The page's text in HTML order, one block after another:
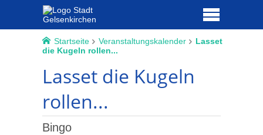
Startseite Veranstaltungskalender
Lasset
die Kugeln rollen...
Lasset die Kugeln
rollen...
Bingo